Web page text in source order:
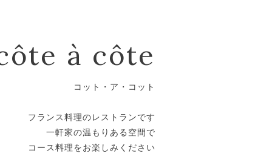
à côte
コット・ア・コット
フランス料理のレストランです
一軒家の温もりある空間で
コース料理をお楽しみください